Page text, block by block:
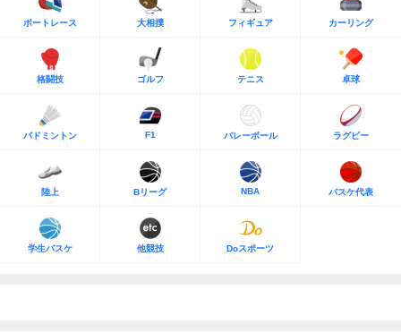
ボートレース 大相撲 フィギュア カーリング
格闘技 ゴルフ テニス 卓球
バドミントン F1 バレーボール ラグビー
陸上 Bリーグ NBA バスケ代表
学生バスケ 他競技 Doスポーツ